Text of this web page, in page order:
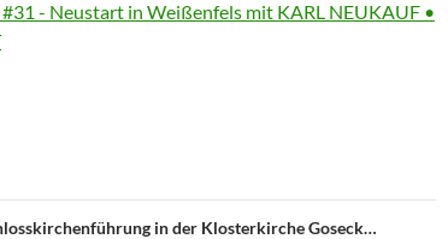
- Neustart in Weißenfels mit KARL NEUKAUF •
in der Klosterkirche Goseck…